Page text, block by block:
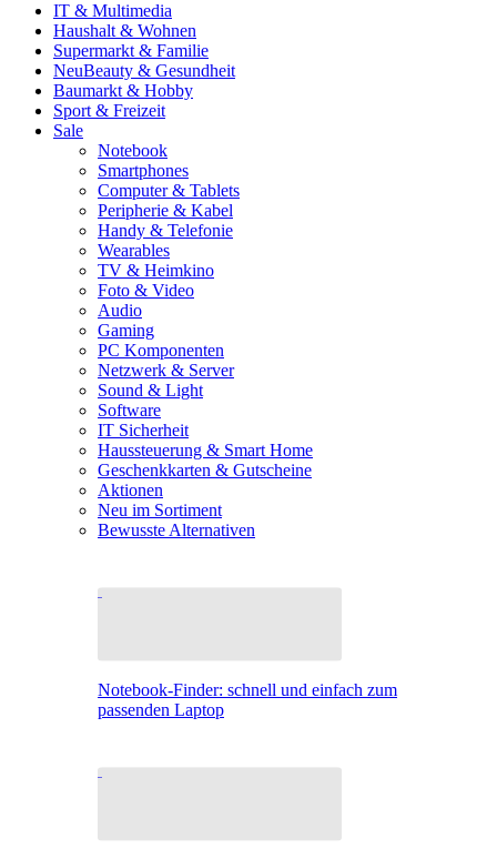
IT & Multimedia
Haushalt & Wohnen
Supermarkt & Familie
NeuBeauty & Gesundheit
Baumarkt & Hobby
Sport & Freizeit
Sale
Notebook
Smartphones
Computer & Tablets
Peripherie & Kabel
Handy & Telefonie
Wearables
TV & Heimkino
Foto & Video
Audio
Gaming
PC Komponenten
Netzwerk & Server
Sound & Light
Software
IT Sicherheit
Haussteuerung & Smart Home
Geschenkkarten & Gutscheine
Aktionen
Neu im Sortiment
Bewusste Alternativen
Notebook-Finder: schnell und einfach zum
passenden Laptop